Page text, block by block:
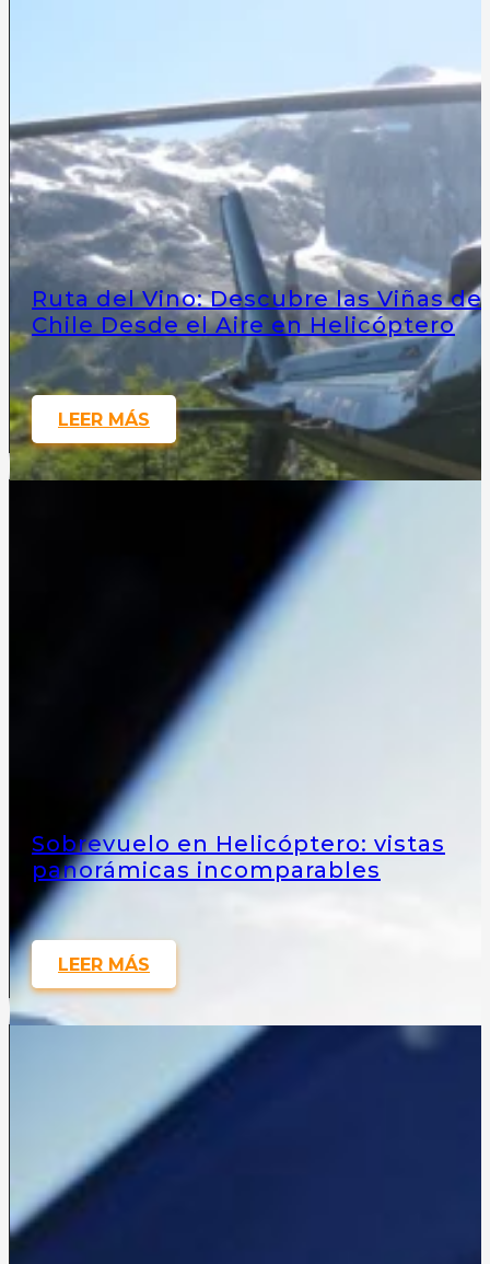
Ruta del Vino: Descubre las Viñas de
Chile Desde el Aire en Helicóptero
LEER MÁS
Sobrevuelo en Helicóptero: vistas
panorámicas incomparables
LEER MÁS